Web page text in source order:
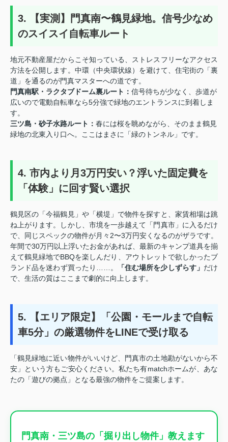
3. 【実測】門真南〜鶴見緑地。信号少なめ
のスイスイ自転車ルート
地元不動産屋だからこそ知っている、ストレスフリーなアクセス
方法を公開します。中環（中央環状線）を避けて、住宅街の「裏
道」を通るのが門真マスターへの道です。
門真南駅・ラクタブドーム裏ルート： 信号待ちが少なく、歩道が
広いので電動自転車なら5分強で緑地のエントランスに到着しま
す。
三ツ島・砂子水路ルート： 春には桜を眺めながら、そのまま鶴見
緑地の北東入り口へ。ここはまさに「緑のトンネル」です。
4. 市内より月3万円安い？浮いた固定費を
「体験」に回す賢い選択
鶴見区の「今福鶴見」や「横堤」で物件を探すと、家賃相場は跳
ね上がります。しかし、市境を一歩越えて「門真市」に入るだけ
で、同じスペックの物件が月々2〜3万円安くなるのがザラです。
年間で30万円以上浮いたお金があれば、最新のキャンプ道具を揃
えて鶴見緑地でBBQを楽しんだり、アウトレットで欲しかったブ
ランド品を迷わず買ったり……。
「住む場所を少しずらす」 だけ
で、生活の質はここまで劇的に向上します。
5. 【エリア限定】「公園・モールまで自転
車5分」の厳選物件をLINEで受け取る
「鶴見緑地に近い物件がいいけど、門真市の土地勘がないから不
安」という方もご安心ください。私たち有matchホームが、あな
たの「遊びの拠点」となる最強の物件をご提案します。
門真南・三ツ島の「掘り出し物件」教えます